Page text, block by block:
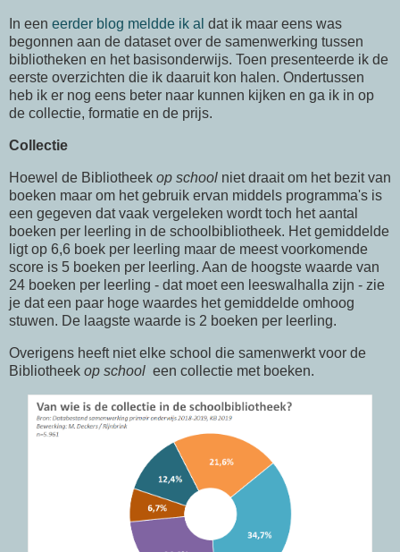
In een eerder blog meldde ik al dat ik maar eens was
begonnen aan de dataset over de samenwerking tussen
bibliotheken en het basisonderwijs. Toen presenteerde ik de
eerste overzichten die ik daaruit kon halen. Ondertussen
heb ik er nog eens beter naar kunnen kijken en ga ik in op
de collectie, formatie en de prijs.
Collectie
Hoewel de Bibliotheek op school niet draait om het bezit van
boeken maar om het gebruik ervan middels programma's is
een gegeven dat vaak vergeleken wordt toch het aantal
boeken per leerling in de schoolbibliotheek. Het gemiddelde
ligt op 6,6 boek per leerling maar de meest voorkomende
score is 5 boeken per leerling. Aan de hoogste waarde van
24 boeken per leerling - dat moet een leeswalhalla zijn - zie
je dat een paar hoge waardes het gemiddelde omhoog
stuwen. De laagste waarde is 2 boeken per leerling.
Overigens heeft niet elke school die samenwerkt voor de
Bibliotheek op school een collectie met boeken.